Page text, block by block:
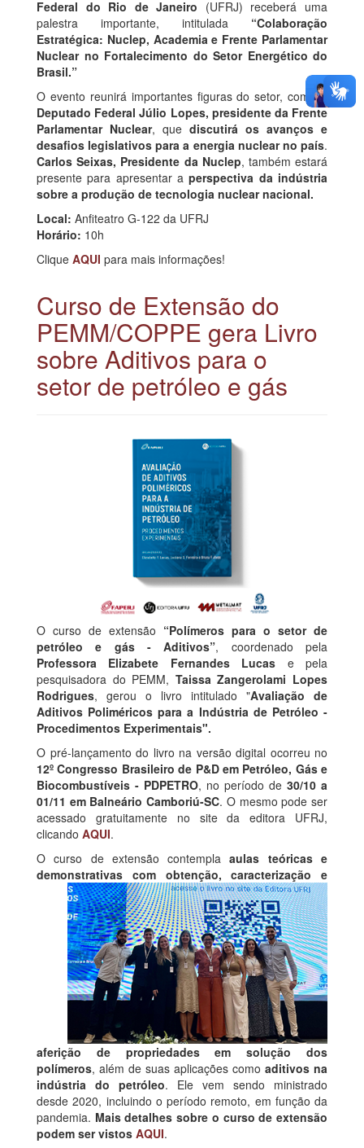
Federal do Rio de Janeiro (UFRJ) receberá uma
palestra importante, intitulada “Colaboração
Estratégica: Nuclep, Academia e Frente Parlamentar
Nuclear no Fortalecimento do Setor Energético do
Brasil.”
O evento reunirá importantes figuras do setor, como o
Deputado Federal Júlio Lopes, presidente da Frente
Parlamentar Nuclear, que discutirá os avanços e
desafios legislativos para a energia nuclear no país.
Carlos Seixas, Presidente da Nuclep, também estará
presente para apresentar aperspectiva da indústria
sobre a produção de tecnologia nuclear nacional.
Local: Anfiteatro G-122 da UFRJ
Horário: 10h
Clique AQUI para mais informações!
Curso de Extensão do
PEMM/COPPE gera Livro
sobre Aditivos para o
setor de petróleo e gás
O curso de extensão “Polímeros para o setor de
petróleo e gás - Aditivos”, coordenado pela
Professora Elizabete Fernandes Lucas e pela
pesquisadora do PEMM, Taissa Zangerolami Lopes
Rodrigues, gerou o livro intitulado "Avaliação de
Aditivos Poliméricos para a Indústria de Petróleo -
Procedimentos Experimentais".
O pré-lançamento do livro na versão digital ocorreu no
12º Congresso Brasileiro de P&D em Petróleo, Gás e
Biocombustíveis - PDPETRO, no período de 30/10 a
01/11 em Balneário Camboriú-SC. O mesmo pode ser
acessado gratuitamente no site da editora UFRJ,
clicando AQUI.
O curso de extensão contemplaaulas teóricas e
demonstrativas com obtenção, caracterização e
aferição de propriedades em solução dos
polímeros, além de suas aplicações como aditivos na
indústria do petróleo. Ele vem sendo ministrado
desde 2020, incluindo o período remoto, em função da
pandemia. Mais detalhes sobre o curso de extensão
podem ser vistos AQUI.